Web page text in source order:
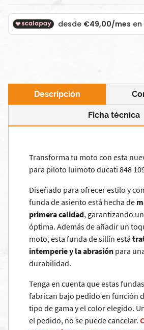
Descripción
Ficha técnica
Transforma tu moto con esta
para piloto luimoto ducati 848
Diseñado para ofrecer estilo y
funda de asiento está hecha de
primera calidad, garantizando
óptima. Además de añadir un
moto, esta funda de sillín está
intemperie y la abrasión para
durabilidad.
Tenga en cuenta que estas
fabrican bajo pedido en función
tipo de gama y el color elegido.
el pedido, no se puede cancelar.